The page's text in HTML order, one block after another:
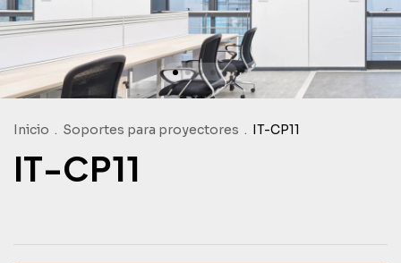
Inicio . Soportes para proyectores . IT-CP11
IT-CP11